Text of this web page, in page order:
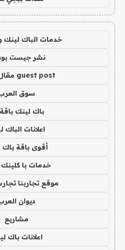
خدمات الباك
نشر جيست
guest post مقال ضيف
سوق
باك لينك باقة 20
اعلانات الباك
أقوى باقة باك
خدمات با كلينك 2026
موقع تجاربنا
ديوان
مشاريع
اعلانات باك